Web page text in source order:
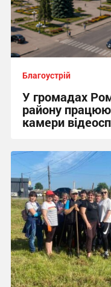
Благоустрій
У громадах
району
камери
14:02, 16.06.2026